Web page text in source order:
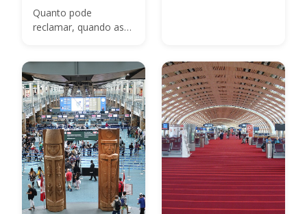
Quanto pode
reclamar, quando as
e como apresentar
um pedido de
indemnização após
um voo com
problemas a partir do
BUD